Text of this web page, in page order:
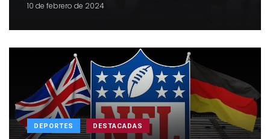
10 de febrero de 2024
DEPORTES DESTACADAS